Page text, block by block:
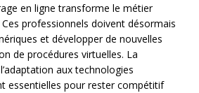
en ligne transforme le métier
Ces professionnels doivent désormais
et développer de nouvelles
de procédures virtuelles. La
aux technologies
essentielles pour rester compétitif